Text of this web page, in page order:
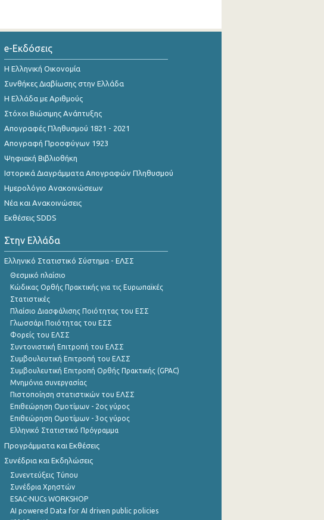
e-Εκδόσεις
Η Ελληνική Οικονομία
Συνθήκες Διαβίωσης στην Ελλάδα
Η Ελλάδα με Αριθμούς
Στόχοι Βιώσιμης Ανάπτυξης
Απογραφές Πληθυσμού 1821 - 2021
Απογραφή Προσφύγων 1923
Ψηφιακή Βιβλιοθήκη
Ιστορικά Διαγράμματα Απογραφών Πληθυσμού
Ημερολόγιο Ανακοινώσεων
Νέα και Ανακοινώσεις
Εκθέσεις SDDS
Στην Ελλάδα
Ελληνικό Στατιστικό Σύστημα - ΕΛΣΣ
Θεσμικό πλαίσιο
Κώδικας Ορθής Πρακτικής για τις Ευρωπαϊκές
Στατιστικές
Πλαίσιο Διασφάλισης Ποιότητας του ΕΣΣ
Γλωσσάρι Ποιότητας του ΕΣΣ
Φορείς του ΕΛΣΣ
Συντονιστική Επιτροπή του ΕΛΣΣ
Συμβουλευτική Επιτροπή του ΕΛΣΣ
Συμβουλευτική Επιτροπή Ορθής Πρακτικής (GPAC)
Μνημόνια συνεργασίας
Πιστοποίηση στατιστικών του ΕΛΣΣ
Επιθεώρηση Ομοτίμων - 2ος γύρος
Επιθεώρηση Ομοτίμων - 3ος γύρος
Ελληνικό Στατιστικό Πρόγραμμα
Προγράμματα και Εκθέσεις
Συνέδρια και Εκδηλώσεις
Συνεντεύξεις Τύπου
Συνέδρια Χρηστών
ESAC-NUCs WORKSHOP
AI powered Data for AI driven public policies